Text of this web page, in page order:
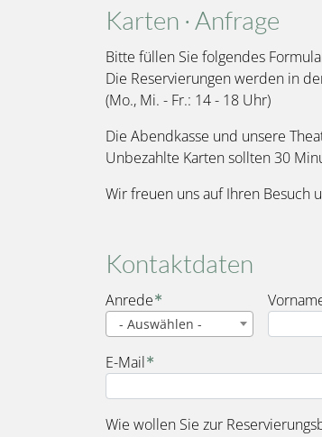
Karten · Anfrage
Bitte füllen Sie folgendes
Die Reservierungen werden in
(Mo., Mi. - Fr.: 14 - 18 Uhr)
Die Abendkasse und unsere
Unbezahlte Karten sollten 30
Wir freuen uns auf Ihren Besuch
Kontaktdaten
Name
Anrede
- Auswählen -
E-Mail
Wie wollen Sie zur